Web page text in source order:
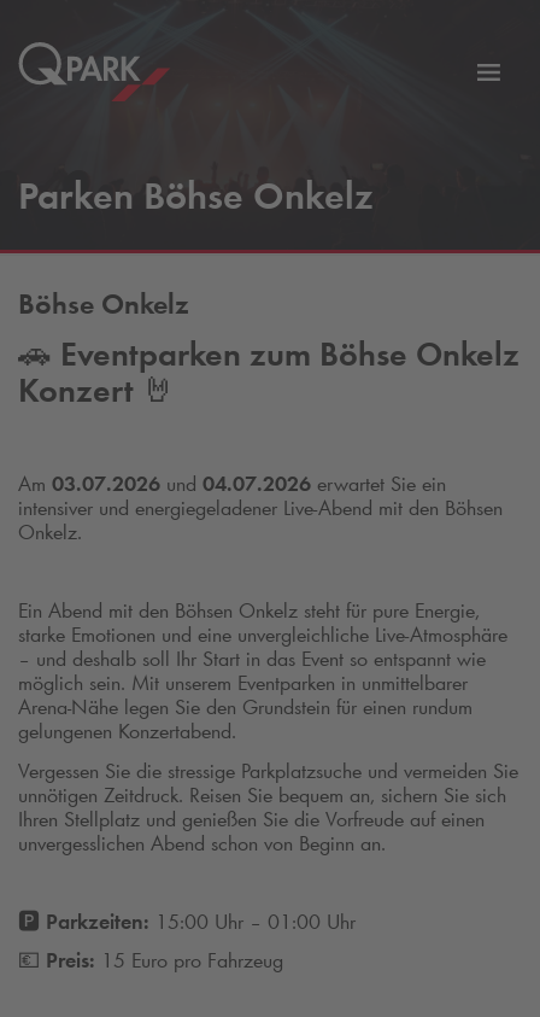
Zur
Parken Böhse Onkelz
Böhse Onkelz
🚗 Eventparken zum Böhse Onkelz
Konzert 🤘
Am 03.07.2026 und 04.07.2026 erwartet Sie ein
intensiver und energiegeladener Live-Abend mit den Böhsen
Onkelz.
Ein Abend mit den Böhsen Onkelz steht für pure Energie,
starke Emotionen und eine unvergleichliche Live-Atmosphäre
– und deshalb soll Ihr Start in das Event so entspannt wie
möglich sein. Mit unserem Eventparken in unmittelbarer
Arena-Nähe legen Sie den Grundstein für einen rundum
gelungenen Konzertabend.
Vergessen Sie die stressige Parkplatzsuche und vermeiden Sie
unnötigen Zeitdruck. Reisen Sie bequem an, sichern Sie sich
Ihren Stellplatz und genießen Sie die Vorfreude auf einen
unvergesslichen Abend schon von Beginn an.
🅿️ Parkzeiten: 15:00 Uhr – 01:00 Uhr
💶 Preis: 15 Euro pro Fahrzeug